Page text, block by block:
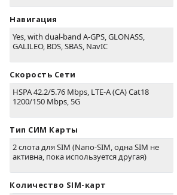
Навигация
Yes, with dual-band A-GPS, GLONASS,
GALILEO, BDS, SBAS, NavIC
Скорость Сети
HSPA 42.2/5.76 Mbps, LTE-A (CA) Cat18
1200/150 Mbps, 5G
Тип СИМ Карты
2 слота для SIM (Nano-SIM, одна SIM не
активна, пока используется другая)
Количество SIM-карт